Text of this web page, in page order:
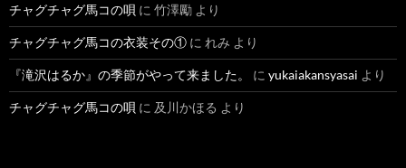
チャグチャグ馬コの唄 に 竹澤勵 より
チャグチャグ馬コの衣装その① に れみ より
『滝沢はるか』の季節がやって来ました。 に yukaiakansyasai より
チャグチャグ馬コの唄 に 及川かほる より